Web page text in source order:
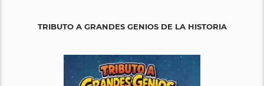
TRIBUTO A GRANDES GENIOS DE LA HISTORIA